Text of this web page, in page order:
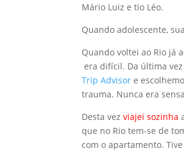
Mário Luiz e tio Léo.
Quando adolescente,
Quando voltei ao Rio já
era difícil. Da última
Trip Advisor e
trauma. Nunca era
Desta vezviajei sozinha
que no Rio tem-se de
com o apartamento.